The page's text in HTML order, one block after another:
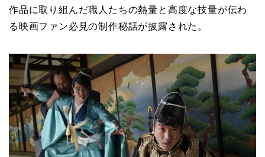
作品に取り組んだ職人たちの熱量と高度な技量が伝わ
る映画ファン必見の制作秘話が披露された。